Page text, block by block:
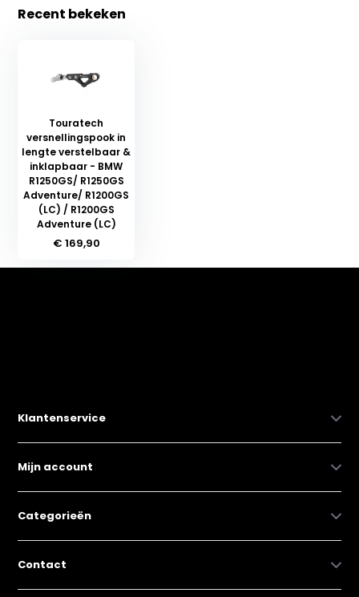
Recent bekeken
Touratech
versnellingspook in
lengte verstelbaar &
inklapbaar - BMW
R1250GS/ R1250GS
Adventure/ R1200GS
(LC) / R1200GS
Adventure (LC)
€ 169,90
Klantenservice
Mijn account
Categorieën
Contact